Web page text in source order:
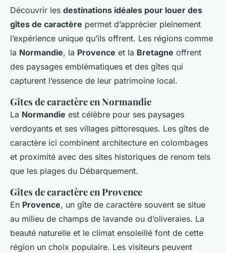
Découvrir les destinations idéales pour louer des
gîtes de caractère permet d’apprécier pleinement
l’expérience unique qu’ils offrent. Les régions comme
la Normandie, la Provence et la Bretagne offrent
des paysages emblématiques et des gîtes qui
capturent l’essence de leur patrimoine local.
Gîtes de caractère en Normandie
La Normandie est célèbre pour ses paysages
verdoyants et ses villages pittoresques. Les gîtes de
caractère ici combinent architecture en colombages
et proximité avec des sites historiques de renom tels
que les plages du Débarquement.
Gîtes de caractère en Provence
En Provence, un gîte de caractère souvent se situe
au milieu de champs de lavande ou d’oliveraies. La
beauté naturelle et le climat ensoleillé font de cette
région un choix populaire. Les visiteurs peuvent